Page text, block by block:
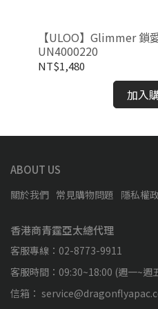
【ULOO】Glimmer 鎖
UN4000220
NT$1,480
加入
ABOUT US
關於我們 常見購物問題 隱私權
香港商青霆亞太總代理
客服專線：02-8773-9911
客服時間：09:30~18:00 (週一~週
信箱：